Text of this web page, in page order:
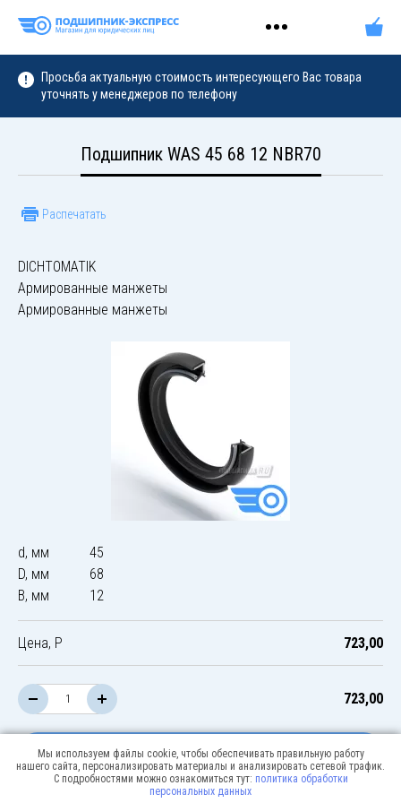
Просьба актуальную стоимость интересующего Вас товара
уточнять у менеджеров по телефону
Подшипник WAS 45 68 12 NBR70
Распечатать
DICHTOMATIK
Армированные манжеты
Армированные манжеты
d, мм
45
D, мм
68
B, мм
12
Цена, Р 723,00
723,00
В корзину
Мы используем файлы cookie, чтобы обеспечивать правильную работу
нашего сайта, персонализировать материалы и анализировать сетевой трафик.
С подробностями можно ознакомиться тут: политика обработки
персональных данных